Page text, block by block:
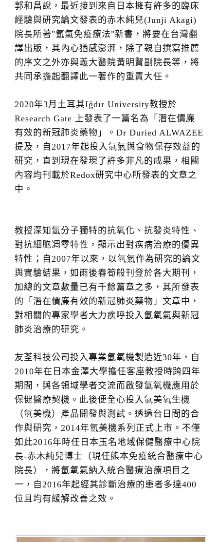
郭和昌說，最近接到來自日本擁有許多的臨床
經驗與研究論文發表的赤木純兒(Junji Akagi)
院長所著"氫氣免疫療法"新書，將要在台灣翻
譯出版，其內心猶感澎湃，除了親自撰寫推薦
的序文之外亦與義大醫院黃明賢副院長等，將
共同承擔起翻譯此一著作的重責大任。
2020年3月土耳其Iğdır University教授於
Research Gate 上發表了一篇名為「潛在價廉
有效的新冠肺炎藥物」。Dr Duried ALWAZEE
提及，自2017年起投入氫氣與食物保存效益的
研究，直到現在發現了許多非凡的成果，相關
內容均刊載於Redox研究中心所發表的文章之
中。
教授深知氫分子獨特的抗氧化、抗發炎特性、
對抗細胞凋零特性，顯示出對疾病治療的優異
特性；自2007年以來，以氫氣作為研究的論文
與實驗結果，如雨後春筍般刊登於各大期刊，
加總的文章數量已有千餘篇章之多，其所發表
的「潛在價廉有效的新冠肺炎藥物」文章中，
對相關的專家學者大力疾呼投入氫氧氣與新冠
肺炎治療的研究。
友荃科技公司投入專業氫氧機製造近30年，自
2010年在日本金澤大學擔任客座教授時跨四年
期間，與各領域學者交流而啟發氫氧機應用於
保健醫療契機。此後便全心投入氫美氧生機
（氫美機）產品開發與測試。透過台日間的合
作與研究，2014年氫美機系列正式上市。不僅
如此2016年時任日本玉名地域保健醫療中心院
長-赤木純兒博士（現任熊本免疫統合醫療中心
院長），將氫氧氣納入統合醫療治療項目之
一，自2016年起經其診斷治療的患者多達400
位且均有緩解改善之效。